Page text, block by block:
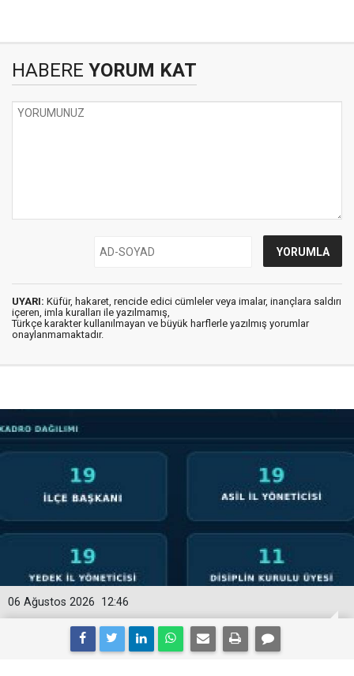
HABERE YORUM KAT
UYARI: Küfür, hakaret, rencide edici cümleler veya imalar, inançlara saldırı
içeren, imla kuralları ile yazılmamış,
Türkçe karakter kullanılmayan ve büyük harflerle yazılmış yorumlar
onaylanmamaktadır.
12:46
06 Ağustos 2026